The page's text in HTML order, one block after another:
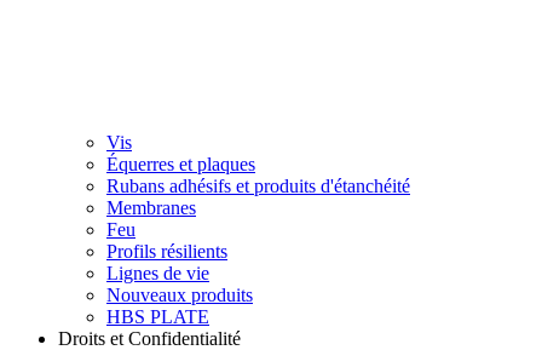
Vis
Équerres et plaques
Rubans adhésifs et produits d'étanchéité
Membranes
Feu
Profils résilients
Lignes de vie
Nouveaux produits
HBS PLATE
Droits et Confidentialité